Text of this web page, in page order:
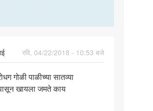
रवि, 04/22/2018 - 10:53 बजे
गोळी पाळीच्या सातव्या
खायला जमते काय